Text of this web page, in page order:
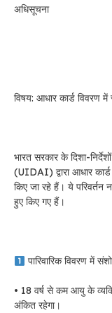
अधिसूचना
विषय: आधार कार्ड विवरण में
भारत सरकार के दिशा-
(UIDAI) द्वारा आधार कार्ड
किए जा रहे हैं। ये परिवर्तन
हुए किए गए हैं।
पारिवारिक विवरण में
• 18 वर्ष से कम आयु के
अंकित रहेगा।